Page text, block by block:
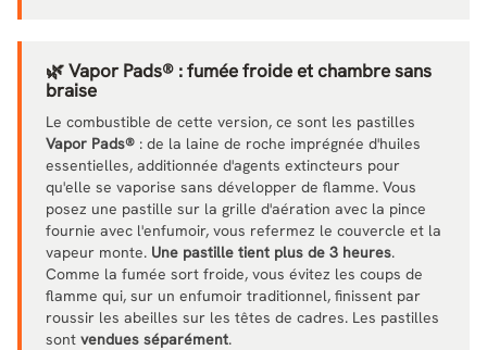
🌿 Vapor Pads® : fumée froide et chambre sans
braise
Le combustible de cette version, ce sont les pastilles
Vapor Pads® : de la laine de roche imprégnée d'huiles
essentielles, additionnée d'agents extincteurs pour
qu'elle se vaporise sans développer de flamme. Vous
posez une pastille sur la grille d'aération avec la pince
fournie avec l'enfumoir, vous refermez le couvercle et la
vapeur monte. Une pastille tient plus de 3 heures.
Comme la fumée sort froide, vous évitez les coups de
flamme qui, sur un enfumoir traditionnel, finissent par
roussir les abeilles sur les têtes de cadres. Les pastilles
sont vendues séparément.